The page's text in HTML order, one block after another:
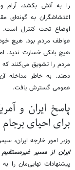
را به آتش بکشد، آرام و
اغتشاشگران به گونه‌ای
اوضاع تحت کنترل است.
عواطف مردم بود. هیچ
هیچ بانکی خسارت ندید.
مردم را تشویق می‌کنند که
دهند. به خاطر مداخله
عمومی گسترش یافت.
پاسخ ایران و
برای احیای برجام
وزیر امور خارجه ایران،
ایران از مسیر
پیشنهادات نهایی‌مان را